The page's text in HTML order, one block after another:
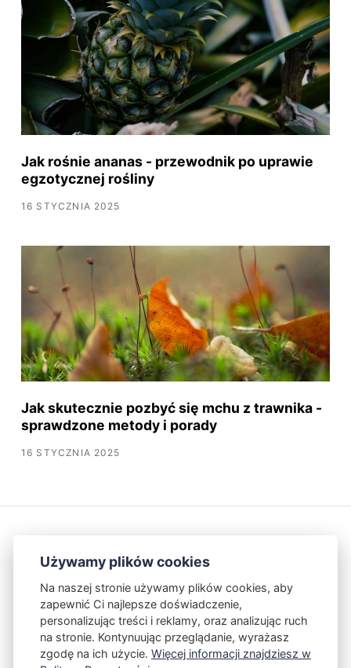
Jak rośnie ananas - przewodnik po uprawie
egzotycznej rośliny
16 STYCZNIA 2025
Jak skutecznie pozbyć się mchu z trawnika -
sprawdzone metody i porady
16 STYCZNIA 2025
Kontakt Polityka Prywatności
Używamy plików cookies
Na naszej stronie używamy plików cookies, aby
zapewnić Ci najlepsze doświadczenie,
personalizując treści i reklamy, oraz analizując ruch
na stronie. Kontynuując przeglądanie, wyrażasz
zgodę na ich użycie. Więcej informacji znajdziesz w